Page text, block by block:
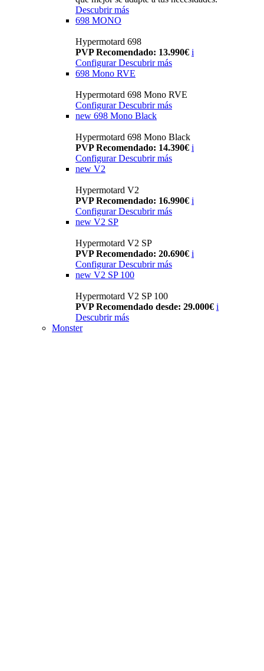
Descubrir más
698 MONO
Hypermotard 698
PVP Recomendado: 13.990€ i
ConfigurarDescubrir más
698 Mono RVE
Hypermotard 698 Mono RVE
Configurar Descubrir más
new 698 Mono Black
Hypermotard 698 Mono Black
PVP Recomendado: 14.390€ i
Configurar Descubrir más
new V2
Hypermotard V2
PVP Recomendado: 16.990€ i
Configurar Descubrir más
new V2 SP
Hypermotard V2 SP
PVP Recomendado: 20.690€ i
Configurar Descubrir más
new V2 SP 100
Hypermotard V2 SP 100
PVP Recomendado desde: 29.000€ i
Descubrir más
Monster